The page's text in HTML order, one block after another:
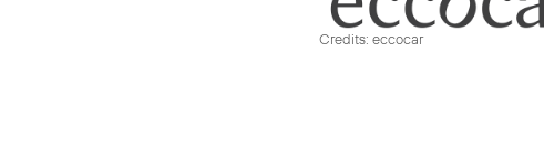
Credits: eccocar